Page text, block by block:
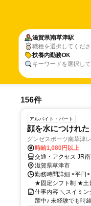
滋賀県南草津駅
職種を選択してくだ
扶養内勤務OK
キーワードを選択し
156件
アルバイト・パート
顔を水につけれ
グンゼスポーツ南草津
時給1,080円以上
交通・アクセス JR
滋賀県草津市
勤務時間詳細 <平日
★固定シフト制 ★土
仕事内容 ＼スイミ
躍中♪ 未経験でも時